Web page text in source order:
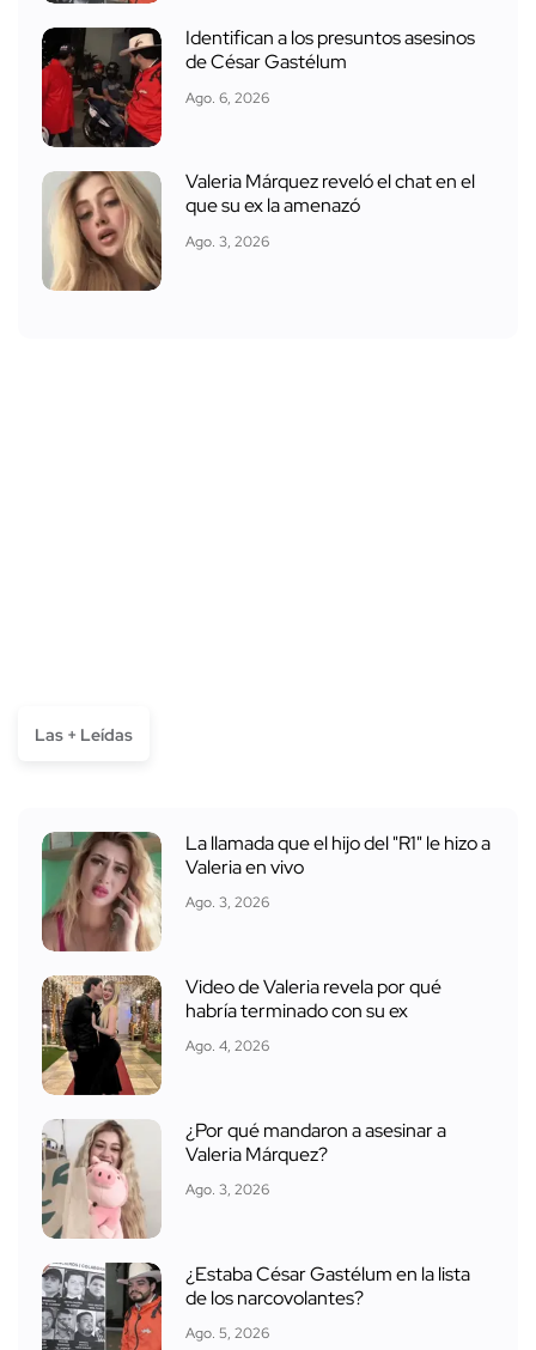
Identifican a los presuntos asesinos
de César Gastélum
Ago. 6, 2026
Valeria Márquez reveló el chat en el
que su ex la amenazó
Ago. 3, 2026
Las + Leídas
La llamada que el hijo del "R1" le hizo a
Valeria en vivo
Ago. 3, 2026
Video de Valeria revela por qué
habría terminado con su ex
Ago. 4, 2026
¿Por qué mandaron a asesinar a
Valeria Márquez?
Ago. 3, 2026
¿Estaba César Gastélum en la lista
de los narcovolantes?
Ago. 5, 2026